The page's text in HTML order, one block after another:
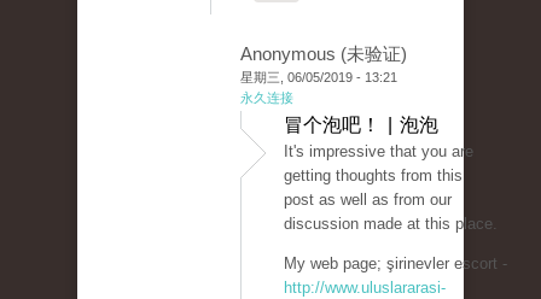
Anonymous (未验证)
星期三, 06/05/2019 - 13:21
永久连接
冒个泡吧！ | 泡泡
It's impressive that you are
getting thoughts from this
post as well as from our
discussion made at this place.
My web page; şirinevler escort -
http://www.uluslararasi-